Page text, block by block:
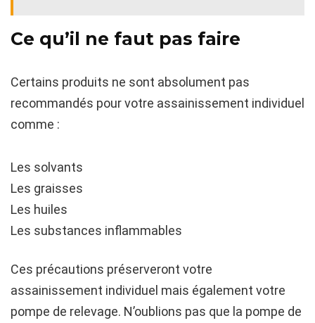
Ce qu’il ne faut pas faire
Certains produits ne sont absolument pas
recommandés pour votre assainissement individuel
comme :
Les solvants
Les graisses
Les huiles
Les substances inflammables
Ces précautions préserveront votre
assainissement individuel mais également votre
pompe de relevage. N’oublions pas que la pompe de